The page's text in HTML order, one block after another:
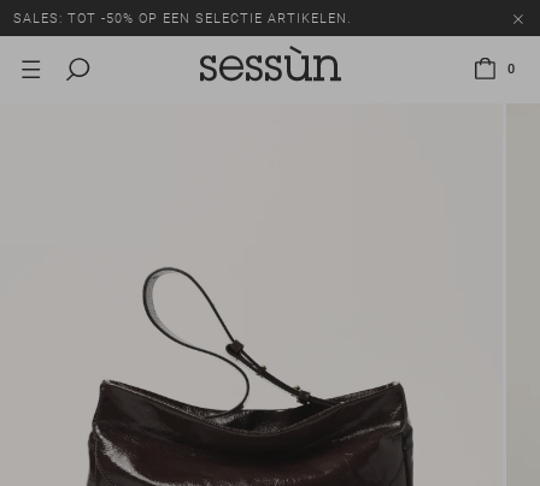
SALES: TOT -50% OP EEN SELECTIE ARTIKELEN.
0